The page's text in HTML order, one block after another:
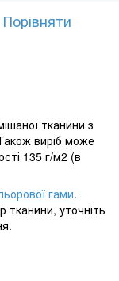
Порівняти
тканини з
виріб може
135 г/м2 (в
гами.
тканини, уточніть